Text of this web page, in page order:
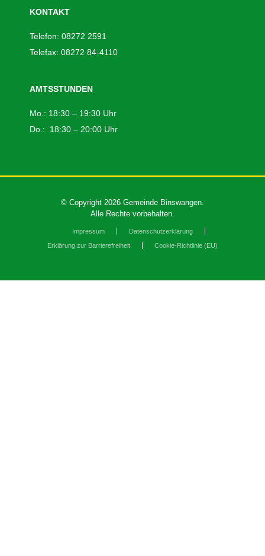
KONTAKT
Telefon: 08272 2591
Telefax: 08272 84-4110
AMTSSTUNDEN
Mo.: 18:30 – 19:30 Uhr
Do.: 18:30 – 20:00 Uhr
© Copyright 2026 Gemeinde Binswangen.
Alle Rechte vorbehalten.
Impressum
Datenschutzerklärung
Erklärung zur Barrierefreiheit
Cookie-Richtlinie (EU)